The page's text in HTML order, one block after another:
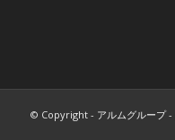
© Copyright - アルムグループ-